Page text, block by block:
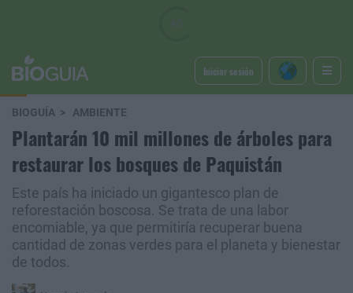
Iniciar sesión
BIOGUÍA AMBIENTE
Plantarán 10 mil millones de árboles para
restaurar los bosques de Paquistán
Este país ha iniciado un gigantesco plan de
reforestación boscosa. Se trata de una labor
encomiable, ya que permitiría recuperar buena
cantidad de zonas verdes para el planeta y bienestar
de todos.